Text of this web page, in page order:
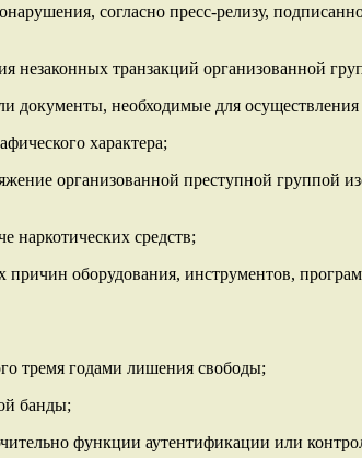
согласно пресс-релизу,
незаконных транзакций организованной
документы, необходимые для
характера;
организованной преступной группой
наркотических средств;
причин оборудования, инструментов,
тремя годами лишения свободы;
банды;
функции аутентификации или